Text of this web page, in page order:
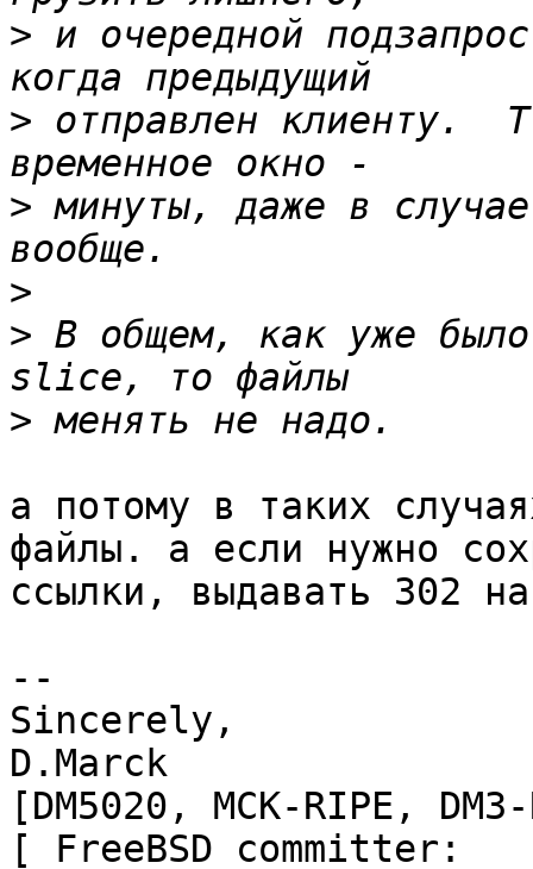
> и очередной
> отправлен клиенту.
> минуты, даже в
>
> В общем, как уже
>
а потому в таких
файлы. а если нужно
ссылки, выдавать 302
--
Sincerely,
D.Marck
[DM5020, MCK-RIPE,